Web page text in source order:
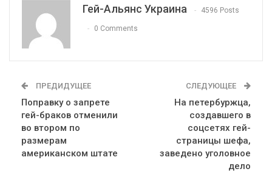
Гей-Альянс Украина 4596 Posts
0 Comments
ПРЕДИДУЩЕЕ
Поправку о запрете
гей-браков отменили
во втором по
размерам
американском штате
СЛЕДУЮЩЕЕ
На петербуржца,
создавшего в
соцсетях гей-
страницы шефа,
заведено уголовное
дело